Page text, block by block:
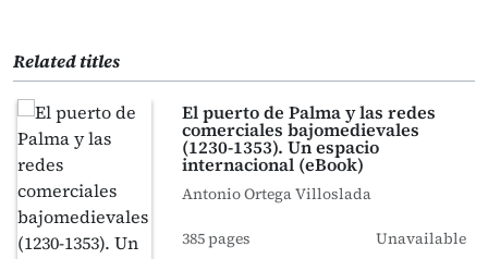
Related titles
El puerto de Palma y las redes
comerciales bajomedievales
(1230-1353). Un espacio
internacional (eBook)
Antonio Ortega Villoslada
385 pages Unavailable